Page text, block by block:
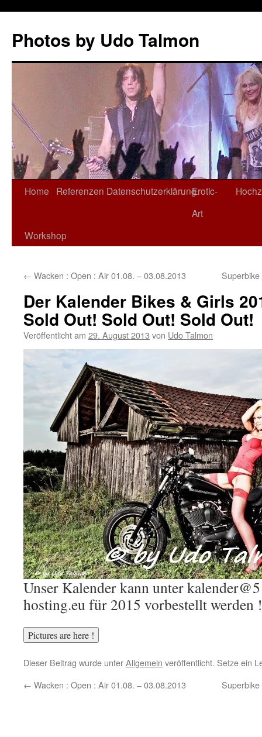
springen
Photos by Udo Talmon
Home Referenzen DatenschutzerklärungErotic-
Art
Workshop
← Wacken : Open : Air 01.08. – 03.08.2013
Der Kalender Bikes & Girls
Sold Out! Sold Out! Sold Out!
Veröffentlicht am 29. August 2013 von Udo Talmon
Unser Kalender kann unter
hosting.eu für 2015 vorbestellt werden
Dieser Beitrag wurde unterAllgemein veröffentlicht. Setze ein
← Wacken : Open : Air 01.08. – 03.08.2013